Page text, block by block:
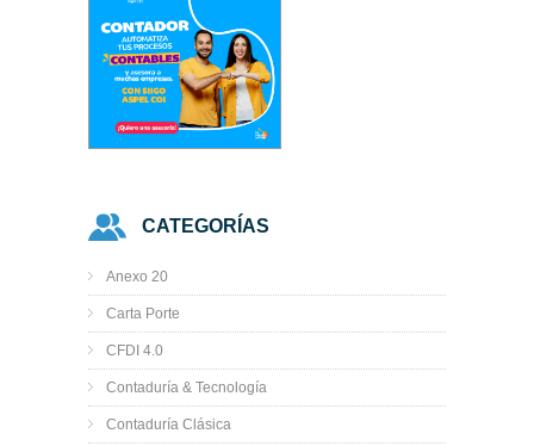
CATEGORÍAS
Anexo 20
Carta Porte
CFDI 4.0
Contaduría & Tecnología
Contaduría Clásica